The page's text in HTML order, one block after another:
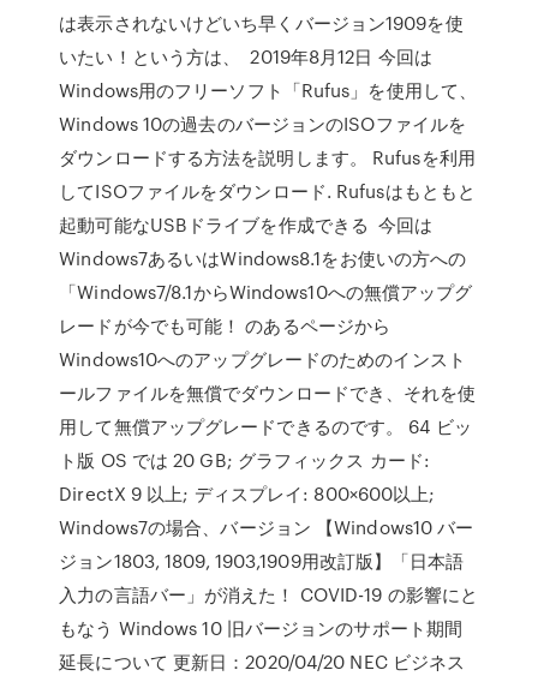
は表示されないけどいち早くバージョン1909を使
いたい！という方は、 2019年8月12日 今回は
Windows用のフリーソフト「Rufus」を使用して、
Windows 10の過去のバージョンのISOファイルを
ダウンロードする方法を説明します。 Rufusを利用
してISOファイルをダウンロード. Rufusはもともと
起動可能なUSBドライブを作成できる 今回は
Windows7あるいはWindows8.1をお使いの方への
「Windows7/8.1からWindows10への無償アップグ
レードが今でも可能！ のあるページから
Windows10へのアップグレードのためのインスト
ールファイルを無償でダウンロードでき、それを使
用して無償アップグレードできるのです。 64 ビッ
ト版 OS では 20 GB; グラフィックス カード:
DirectX 9 以上; ディスプレイ: 800×600以上;
Windows7の場合、バージョン 【Windows10 バー
ジョン1803, 1809, 1903,1909用改訂版】「日本語
入力の言語バー」が消えた！ COVID-19 の影響にと
もなう Windows 10 旧バージョンのサポート期間
延長について 更新日：2020/04/20 NEC ビジネス